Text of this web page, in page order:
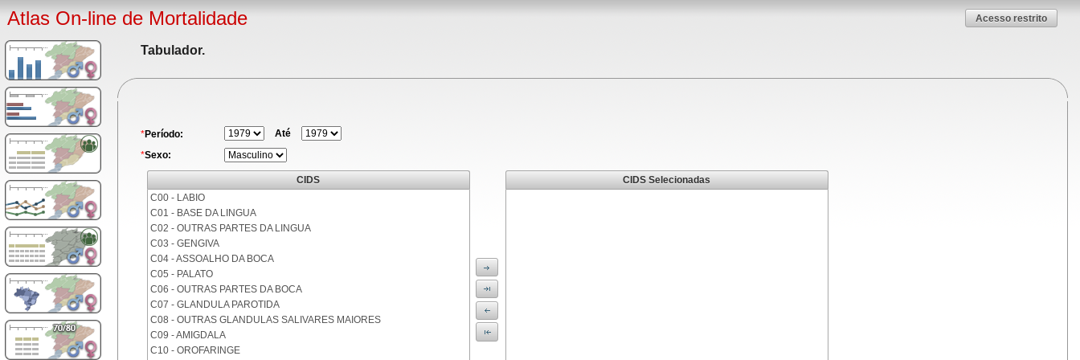
Atlas On-line de Mortalidade Acesso restrito
Tabulador.
*Período:
Até
*Sexo:
CIDS
C00 - LABIO
C01 - BASE DA LINGUA
C02 - OUTRAS PARTES DA LINGUA
C03 - GENGIVA
C04 - ASSOALHO DA BOCA
C05 - PALATO
C06 - OUTRAS PARTES DA BOCA
C07 - GLANDULA PAROTIDA
C08 - OUTRAS GLANDULAS SALIVARES MAIORES
C09 - AMIGDALA
C10 - OROFARINGE
CIDS Selecionadas